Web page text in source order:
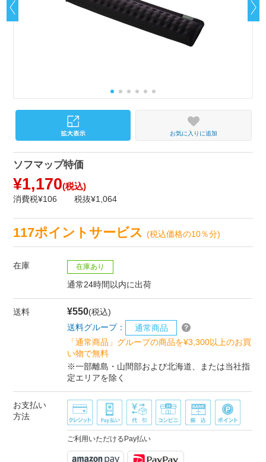
お気に入りに追加
ソフマップ特価
¥1,170(税込)
消費税¥106 税抜¥1,064
117ポイントサービス(税込価格の10％分)
在庫 在庫あり
通常24時間以内に出荷
送料 ¥550(税込)
送料グループ：
通常商品
「通常商品」グループの商品を¥3,300以上のお買
い物で無料
※一部離島・山間部および北海道、または当社指
定エリアを除く
お支払い
方法
ご利用いただけるPay払い